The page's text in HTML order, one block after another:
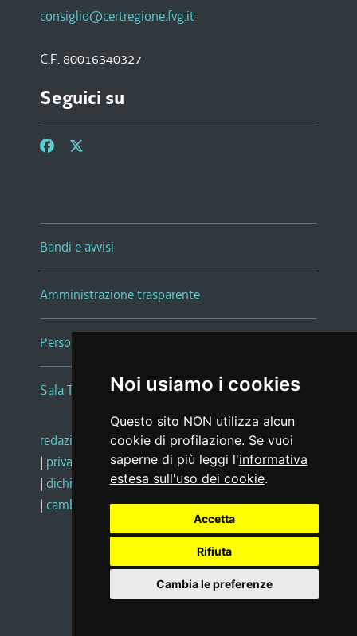
Noi usiamo i cookies
Questo sito NON utilizza alcun
cookie di profilazione. Se vuoi
saperne di più leggi l'informativa
estesa sull'uso dei cookie.
Accetta
Rifiuta
Cambia le preferenze
consiglio@certregione.fvg.it
C.F. 80016340327
Seguici su
Bandi e avvisi
Amministrazione trasparente
Persone e Uffici
Sala Tiziano Tessitori
redazione web |note legali |glossario
| privacy
social media policy
| dichiarazione di accessibilità |feedback
| cambio preferenze cookie
Realizzato da